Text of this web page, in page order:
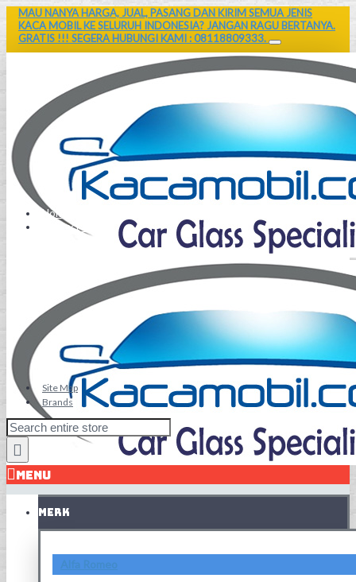
MAU NANYA HARGA, JUAL, PASANG DAN KIRIM SEMUA JENIS
KACA MOBIL KE SELURUH INDONESIA? JANGAN RAGU BERTANYA.
GRATIS !!! SEGERA HUBUNGI KAMI : 08118809333.
Home
Contact Us
Site Map
Brands
MENU
MERK
Alfa Romeo